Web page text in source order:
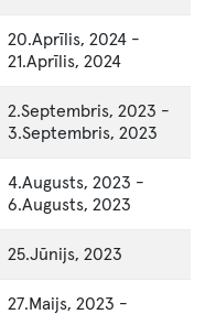
20.Aprīlis, 2024 -
21.Aprīlis, 2024
2.Septembris, 2023 -
3.Septembris, 2023
4.Augusts, 2023 -
6.Augusts, 2023
25.Jūnijs, 2023
27.Maijs, 2023 -